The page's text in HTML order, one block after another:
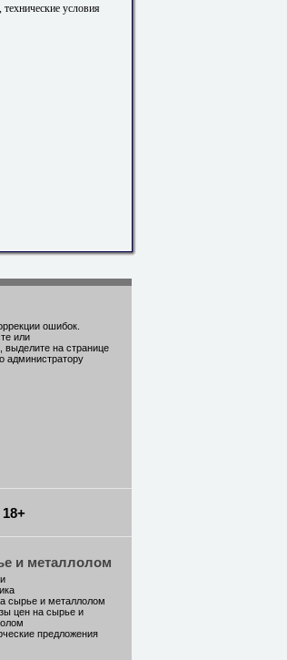
условия
ошибок.
или
выделите на странице
администратору
18+
и металлолом
сырье и металлолом
цен на сырье и
предложения